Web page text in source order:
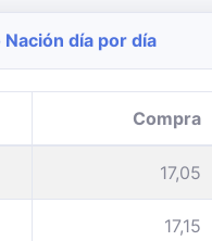
día por día
Compra
17,05
17,15